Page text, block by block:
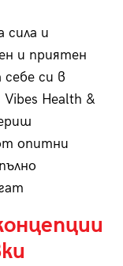
сила и
и приятен
си в
Health &
опитни